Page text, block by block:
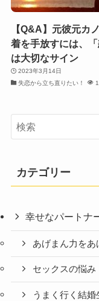
【Q&A】元彼元カ
着を手放すには、「
は大切なサイン
2023年3月14日
失恋から立ち直りたい！
カテゴリー
幸せなパートナ
あげまん力をあ
セックスの悩み
うまく行く結婚